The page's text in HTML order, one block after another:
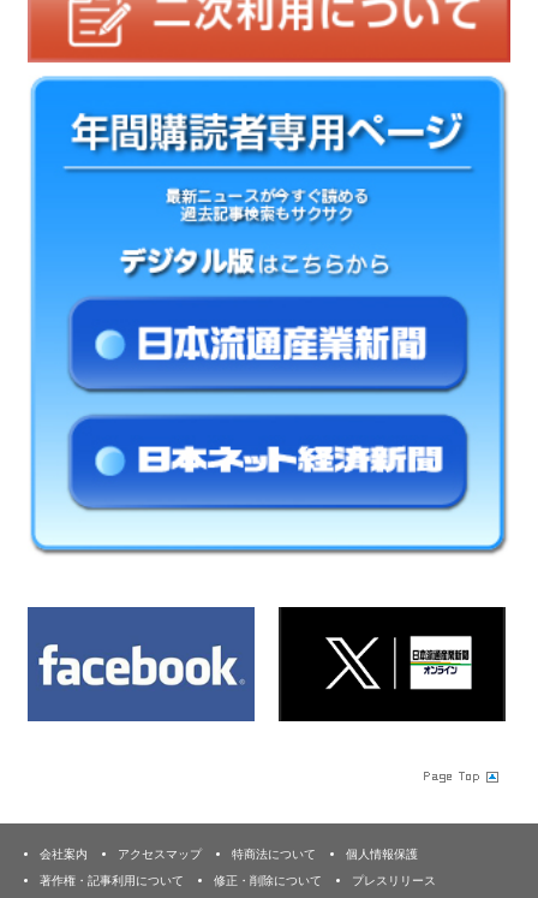
会社案内 アクセスマップ 特商法について
個人情報保護
著作権・記事利用について
修正・削除について プレスリリース